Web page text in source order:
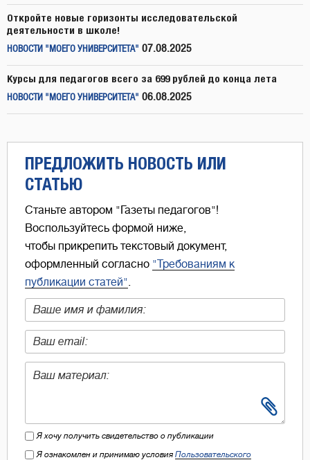
Откройте новые горизонты исследовательской
деятельности в школе!
НОВОСТИ "МОЕГО УНИВЕРСИТЕТА" 07.08.2025
Курсы для педагогов всего за 699 рублей до конца лета
НОВОСТИ "МОЕГО УНИВЕРСИТЕТА" 06.08.2025
ПРЕДЛОЖИТЬ НОВОСТЬ ИЛИ
СТАТЬЮ
Станьте автором "Газеты педагогов"!
Воспользуйтесь формой ниже,
чтобы прикрепить текстовый документ,
оформленный согласно "Требованиям к
публикации статей".
Я хочу получить свидетельство о публикации
Я ознакомлен и принимаю условия Пользовательского